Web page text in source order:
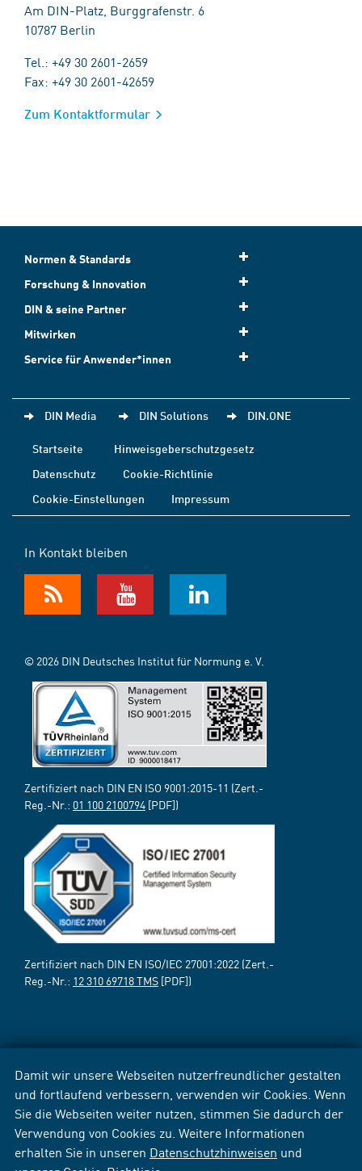
Damit wir unsere Webseiten nutzerfreundlicher gestalten
und fortlaufend verbessern, verwenden wir Cookies. Wenn
Sie die Webseiten weiter nutzen, stimmen Sie dadurch der
Verwendung von Cookies zu. Weitere Informationen
erhalten Sie in unseren Datenschutzhinweisen und
Am DIN-Platz, Burggrafenstr. 6
10787 Berlin
Tel.: +49 30 2601-2659
Fax: +49 30 2601-42659
Zum Kontaktformular
Normen & Standards
Forschung & Innovation
DIN & seine Partner
Mitwirken
Service für Anwender*innen
DIN Media DIN Solutions DIN.ONE
Startseite
Hinweisgeberschutzgesetz
Datenschutz
Cookie-Richtlinie
Cookie-Einstellungen
Impressum
In Kontakt bleiben
© 2026 DIN Deutsches Institut für Normung e. V.
Zertifiziert nach DIN EN ISO 9001:2015-11 (Zert.-
Reg.-Nr.: 01 100 2100794 [PDF])
Zertifiziert nach DIN EN ISO/IEC 27001:2022 (Zert.-
Reg.-Nr.: 12 310 69718 TMS [PDF])